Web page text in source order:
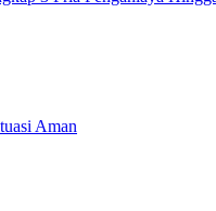
Aman